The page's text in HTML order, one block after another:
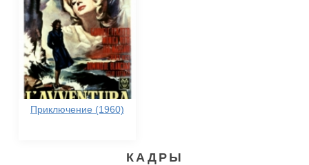
Приключение (1960)
КАДРЫ